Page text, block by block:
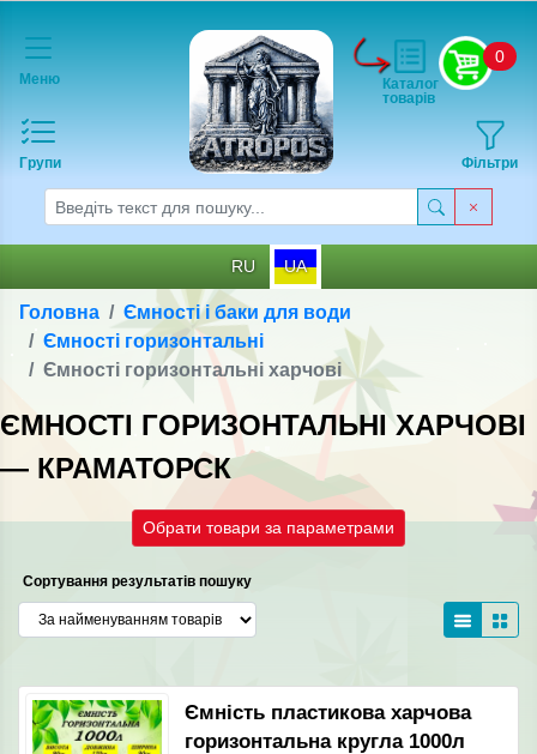
Меню
Групи
0
Фільтри
Каталог
товарів
RU UA
Головна
Ємності і баки для води
Ємності горизонтальні
Ємності горизонтальні харчові
ЄМНОСТІ ГОРИЗОНТАЛЬНІ ХАРЧОВІ
— КРАМАТОРСК
Обрати товари за параметрами
Сортування результатів пошуку
Ємність пластикова харчова
горизонтальна кругла 1000л